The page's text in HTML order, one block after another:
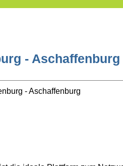
- Aschaffenburg
-Aschaffenburg